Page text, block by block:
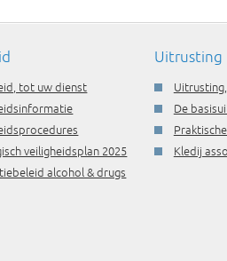
tot uw dienst
veiligheidsplan 2025
alcohol & drugs
Uitrusting
De
Kledij